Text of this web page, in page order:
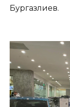
Бургазлиев.